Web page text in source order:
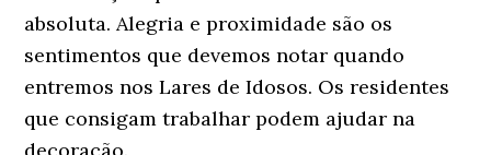
absoluta. Alegria e proximidade são os
sentimentos que devemos notar quando
entremos nos Lares de Idosos. Os residentes
que consigam trabalhar podem ajudar na